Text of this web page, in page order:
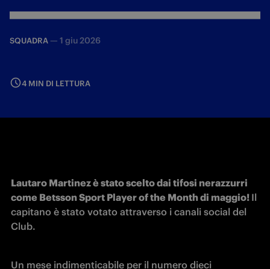
SQUADRA — 1 giu 2026
4 MIN DI LETTURA
Lautaro Martinez è stato scelto dai tifosi nerazzurri
come Betsson Sport Player of the Month di maggio! Il
capitano è stato votato attraverso i canali social del
Club.
Un mese indimenticabile per il numero dieci